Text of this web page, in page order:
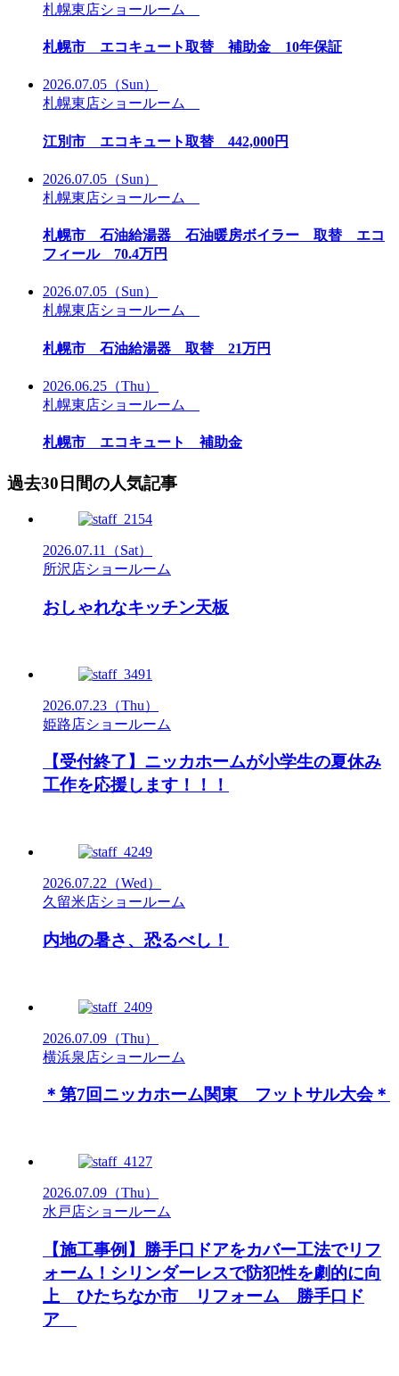
札幌東店ショールーム
札幌市 エコキュート取替 補助金 10年保証
2026.07.05 （Sun）
札幌東店ショールーム
江別市 エコキュート取替 442,000円
2026.07.05 （Sun）
札幌東店ショールーム
札幌市 石油給湯器 石油暖房ボイラー 取替 エコ
フィール 70.4万円
2026.07.05 （Sun）
札幌東店ショールーム
札幌市 石油給湯器 取替 21万円
2026.06.25 （Thu）
札幌東店ショールーム
札幌市 エコキュート 補助金
過去30日間の人気記事
2026.07.11
（Sat）
所沢店ショールーム
おしゃれなキッチン天板
2026.07.23 （Thu）
姫路店ショールーム
【受付終了】ニッカホームが小学生の夏休み
工作を応援します！！！
2026.07.22 （Wed）
久留米店ショールーム
内地の暑さ、恐るべし！
2026.07.09 （Thu）
横浜泉店ショールーム
＊第7回ニッカホーム関東 フットサル大会＊
2026.07.09 （Thu）
水戸店ショールーム
【施工事例】勝手口ドアをカバー工法でリフ
ォーム！シリンダーレスで防犯性を劇的に向
上 ひたちなか市 リフォーム 勝手口ド
ア